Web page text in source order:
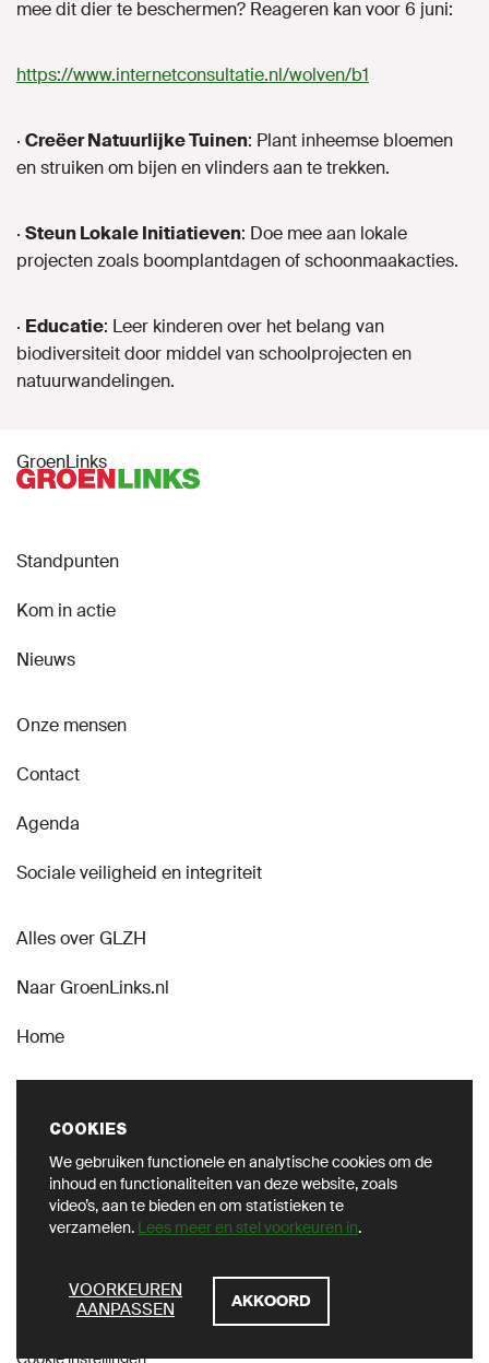
COOKIES
We gebruiken functionele en analytische cookies om de
inhoud en functionaliteiten van deze website, zoals
video’s, aan te bieden en om statistieken te
verzamelen. Lees meer en stel voorkeuren in.
VOORKEUREN
AANPASSEN
AKKOORD
mee dit dier te beschermen? Reageren kan voor 6 juni:
https://www.internetconsultatie.nl/wolven/b1
· Creëer Natuurlijke Tuinen: Plant inheemse bloemen
en struiken om bijen en vlinders aan te trekken.
· Steun Lokale Initiatieven: Doe mee aan lokale
projecten zoals boomplantdagen of schoonmaakacties.
· Educatie: Leer kinderen over het belang van
biodiversiteit door middel van schoolprojecten en
natuurwandelingen.
GroenLinks
Standpunten
Kom in actie
Nieuws
Onze mensen
Contact
Agenda
Sociale veiligheid en integriteit
Alles over GLZH
Naar GroenLinks.nl
Home
VOLG ONS OP SOCIAL
Cookie instellingen
ZOEKEN